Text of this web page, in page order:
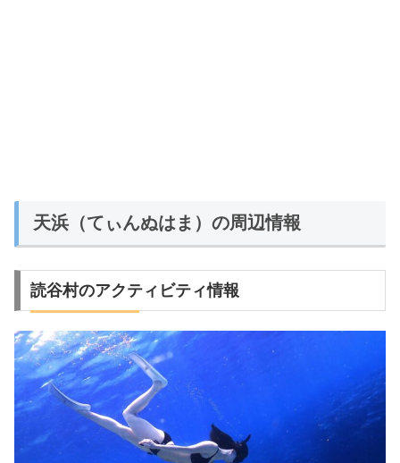
天浜（てぃんぬはま）の周辺情報
読谷村のアクティビティ情報